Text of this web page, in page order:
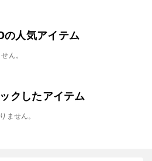
の人気アイテム
ん。
クしたアイテム
ません。